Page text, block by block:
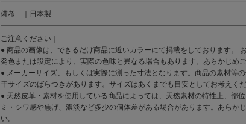
備考 ｜日本製
ご注意ください｜
● 商品の画像は、できるだけ商品に近いカラーにて掲載をしております。
発色または設定により、実際の色味と異なる場合もあります。あらかじめご
● メーカーサイズ、もしくは実際に測った寸法となります。商品の素材等
干サイズのばらつきがあります。サイズはあくまでも目安としてお考えくだ
● 天然皮革・素材を使用している商品によっては、天然素材の特性上、部
ミ・シワ感や焦げ、濃淡など多少の個体差がある場合があります。あらか
い。